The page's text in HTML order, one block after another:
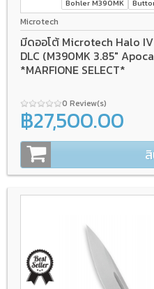
Bohler M390MK
Microtech
มีดออโต้ Microtech Halo
DLC (M390MK 3.85"
*MARFIONE SELECT*
0 Review(s)
฿27,500.00